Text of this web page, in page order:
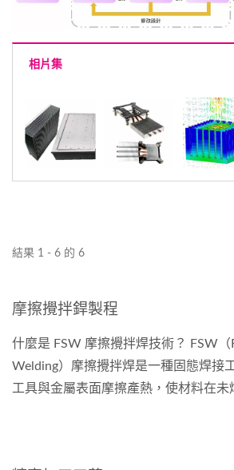
相片集
結果 1 - 6 的 6
摩擦攪拌銲製程
什麼是 FSW 摩擦攪拌焊技術？ FSW
Welding）摩擦攪拌焊是一種固態焊接
工具與金屬表面摩擦產熱，使材料在未